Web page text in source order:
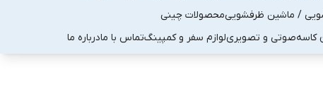
/ ماشین ظرفشوییمحصولات چینی
کاسهصوتی و تصویریلوازم سفر و کمپینگتماس با مادرباره ما